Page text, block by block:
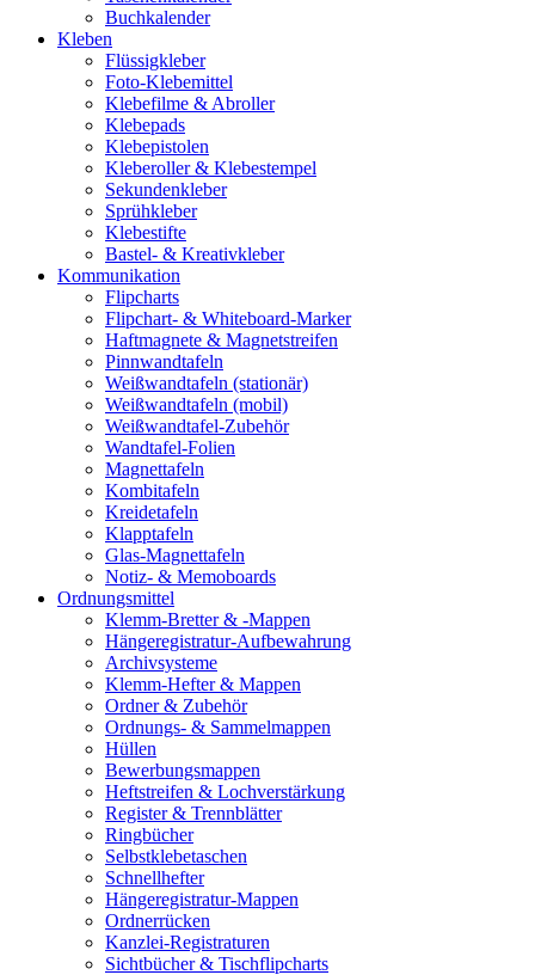
Buchkalender
Kleben
Flüssigkleber
Foto-Klebemittel
Klebefilme & Abroller
Klebepads
Klebepistolen
Kleberoller & Klebestempel
Sekundenkleber
Sprühkleber
Klebestifte
Bastel- & Kreativkleber
Kommunikation
Flipcharts
Flipchart- & Whiteboard-Marker
Haftmagnete & Magnetstreifen
Pinnwandtafeln
Weißwandtafeln (stationär)
Weißwandtafeln (mobil)
Weißwandtafel-Zubehör
Wandtafel-Folien
Magnettafeln
Kombitafeln
Kreidetafeln
Klapptafeln
Glas-Magnettafeln
Notiz- & Memoboards
Ordnungsmittel
Klemm-Bretter & -Mappen
Hängeregistratur-Aufbewahrung
Archivsysteme
Klemm-Hefter & Mappen
Ordner & Zubehör
Ordnungs- & Sammelmappen
Hüllen
Bewerbungsmappen
Heftstreifen & Lochverstärkung
Register & Trennblätter
Ringbücher
Selbstklebetaschen
Schnellhefter
Hängeregistratur-Mappen
Ordnerrücken
Kanzlei-Registraturen
Sichtbücher & Tischflipcharts